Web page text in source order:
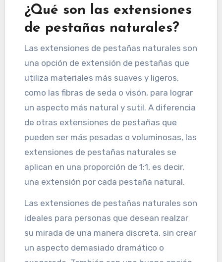
¿Qué son las extensiones
de pestañas naturales?
Las extensiones de pestañas naturales son
una opción de extensión de pestañas que
utiliza materiales más suaves y ligeros,
como las fibras de seda o visón, para lograr
un aspecto más natural y sutil. A diferencia
de otras extensiones de pestañas que
pueden ser más pesadas o voluminosas, las
extensiones de pestañas naturales se
aplican en una proporción de 1:1, es decir,
una extensión por cada pestaña natural.
Las extensiones de pestañas naturales son
ideales para personas que desean realzar
su mirada de una manera discreta, sin crear
un aspecto demasiado dramático o